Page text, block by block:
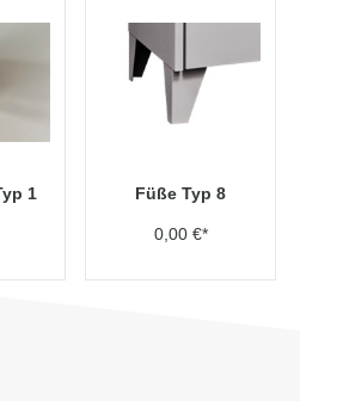
1 Füße Typ 8
0,00 €*